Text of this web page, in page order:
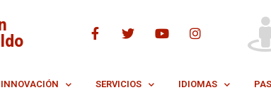
INNOVACIÓN SERVICIOS IDIOMAS